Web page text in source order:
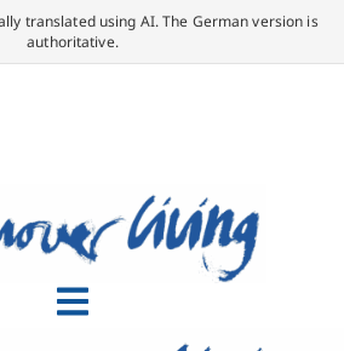
translated using AI. The German version is
authoritative.